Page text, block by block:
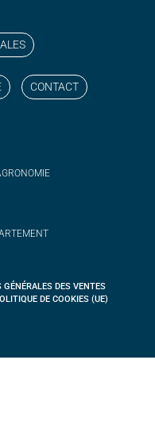
CONTACT
DES VENTES
DE COOKIES (UE)